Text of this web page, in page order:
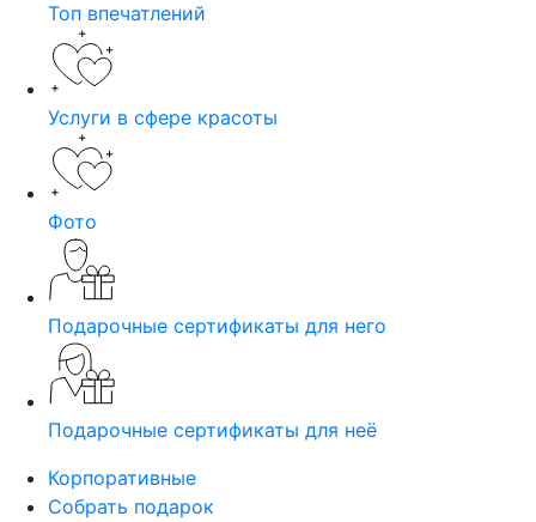
Топ впечатлений
Услуги в сфере красоты
Фото
Подарочные сертификаты для него
Подарочные сертификаты для неё
Корпоративные
Собрать подарок